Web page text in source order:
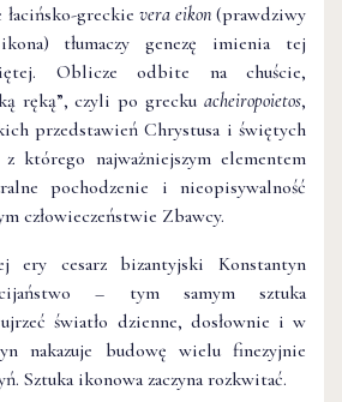
łacińsko-greckie vera eikon(prawdziwy
tłumaczy genezę imienia tej
Oblicze odbite na chuście,
ręką”, czyli po grecku acheiropoietos,
przedstawień Chrystusa i świętych
którego najważniejszym elementem
pochodzenie i nieopisywalność
człowieczeństwie Zbawcy.
ery cesarz bizantyjski Konstantyn
– tym samym sztuka
światło dzienne, dosłownie i w
nakazuje budowę wielu finezyjnie
Sztuka ikonowa zaczyna rozkwitać.